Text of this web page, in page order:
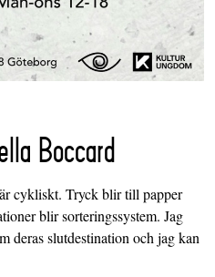
Boccard
cykliskt. Tryck blir till papper
blir sorteringssystem. Jag
deras slutdestination och jag kan